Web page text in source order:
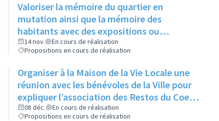
Valoriser la mémoire du quartier en
mutation ainsi que la mémoire des
habitants avec des expositions ou
l'implantation de sculptures
14 nov.
En cours de réalisation
Propositions en cours de réalisation
Organiser à la Maison de la Vie Locale une
réunion avec les bénévoles de la Ville pour
expliquer l’association des Restos du Coeur
et son manque d’aide
08 déc.
En cours de réalisation
Propositions en cours de réalisation